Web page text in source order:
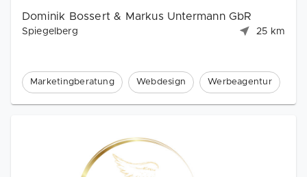
Dominik Bossert & Markus Untermann GbR
Spiegelberg 25 km
Marketingberatung Webdesign Werbeagentur